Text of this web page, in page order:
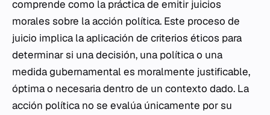
comprende como la práctica de emitir juicios
morales sobre la acción política. Este proceso de
juicio implica la aplicación de criterios éticos para
determinar si una decisión, una política o una
medida gubernamental es moralmente justificable,
óptima o necesaria dentro de un contexto dado. La
acción política no se evalúa únicamente por su